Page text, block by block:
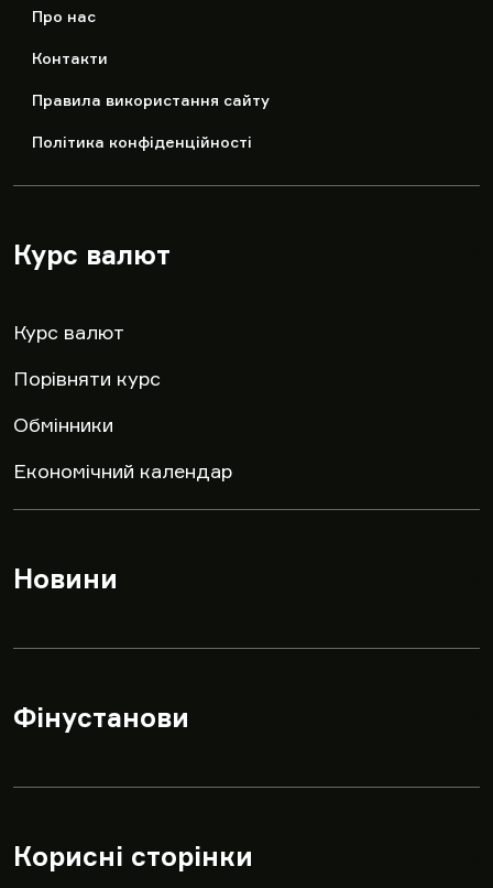
Про нас
Контакти
Правила використання сайту
Політика конфіденційності
Курс валют
Курс валют
Порівняти курс
Обмінники
Економічний календар
Новини
Фінустанови
Корисні сторінки